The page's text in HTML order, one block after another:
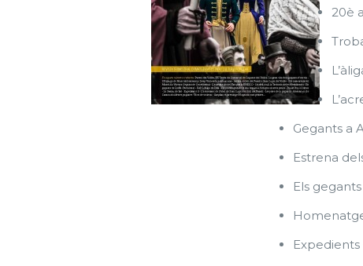
20è
Gegants a
Estrena
Els
Expedients